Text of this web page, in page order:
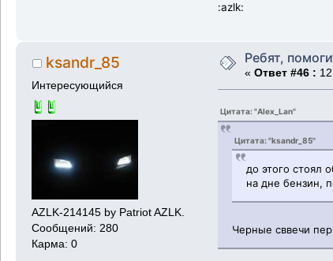
:azlk:
ksandr_85
Интересующийся
AZLK-214145 by Patriot AZLK.
Сообщений: 280
Карма: 0
Ребят,
« Ответ #46 :
Цитата: "Alex_Lan"
Цитата: "ksandr_85"
до этого стоял
на дне бензин,
Черные сввечи